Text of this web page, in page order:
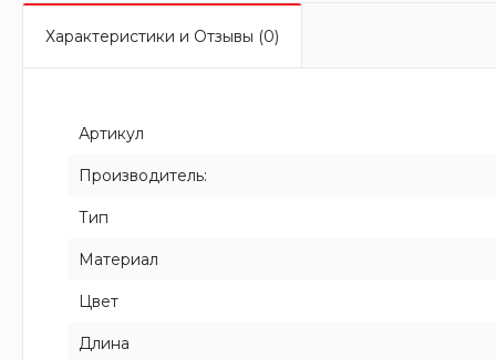
Характеристики и Отзывы (0)
Артикул
Производитель:
Тип
Материал
Цвет
Длина